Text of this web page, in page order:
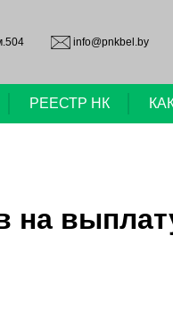
info@pnkbel.by
РЕЕСТР НК
на